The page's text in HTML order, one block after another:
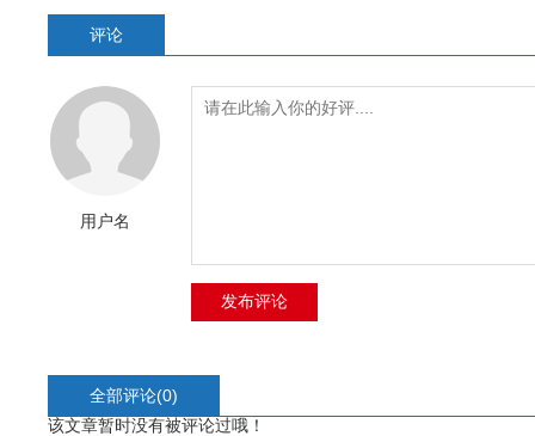
评论
用户名
全部评论(0)
该文章暂时没有被评论过哦！